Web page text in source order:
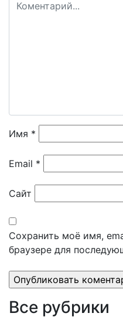
Имя *
Email *
Сайт
Сохранить моё имя,
браузере для
Все рубрики